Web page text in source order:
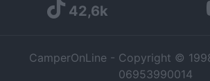
42,6k
CamperOnLine - Copyright ©
06953990014